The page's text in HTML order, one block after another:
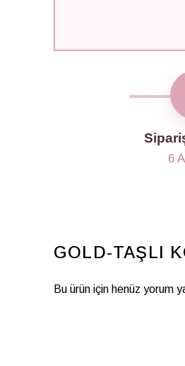
6
GOLD-TAŞLI
Bu ürün için henüz yorum